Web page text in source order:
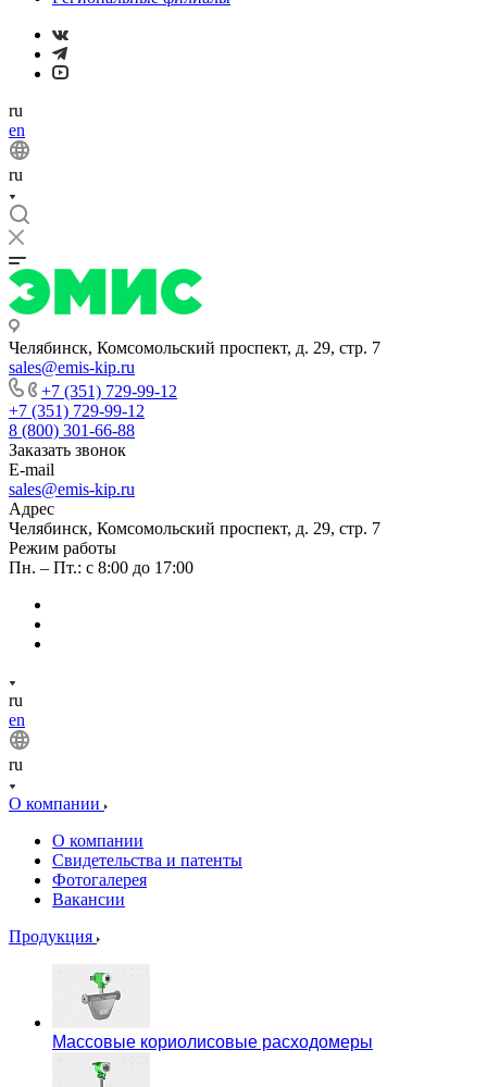
ru
en
ru
Челябинск, Комсомольский проспект, д. 29, стр. 7
sales@emis-kip.ru
+7 (351) 729-99-12
+7 (351) 729-99-12
8 (800) 301-66-88
Заказать звонок
E-mail
sales@emis-kip.ru
Адрес
Челябинск, Комсомольский проспект, д. 29, стр. 7
Режим работы
Пн. – Пт.: с 8:00 до 17:00
ru
en
ru
О компании
О компании
Свидетельства и патенты
Фотогалерея
Вакансии
Продукция
Массовые кориолисовые расходомеры